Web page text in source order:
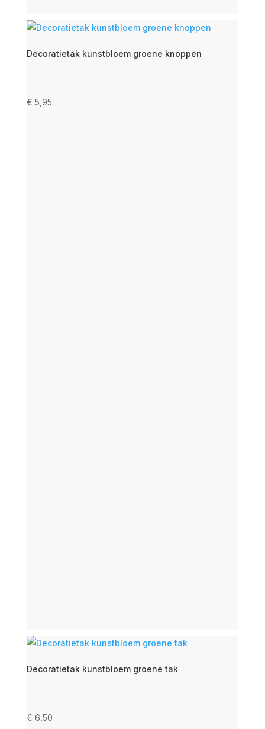
Decoratietak kunstbloem groene knoppen
€ 5,95
Decoratietak kunstbloem groene tak
€ 6,50